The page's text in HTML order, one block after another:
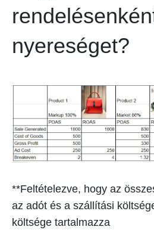
nyereséget?
**Feltételezve, hogy az
az adót és a szállítási
költsége tartalmazza